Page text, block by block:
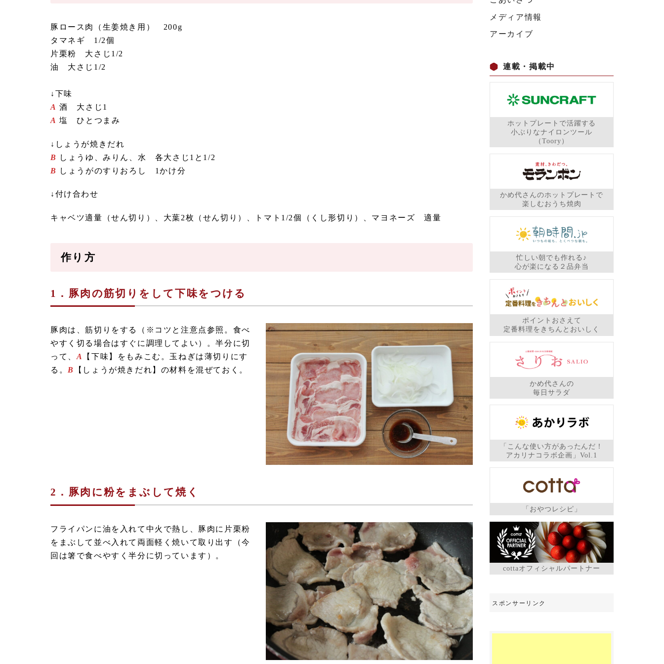
豚ロース肉（生姜焼き用） 200g
タマネギ 1/2個
片栗粉 大さじ1/2
油 大さじ1/2
↓下味
A 酒 大さじ1
A 塩 ひとつまみ
↓しょうが焼きだれ
B
しょうゆ、みりん、水 各大さじ1と1/2
B
しょうがのすりおろし 1かけ分
↓付け合わせ
キャベツ適量（せん切り）、大葉2枚（せん切り）、トマト1/2個（くし形切り）、マヨネーズ 適量
作り方
1．豚肉の筋切りをして下味をつける
豚肉は、筋切りをする（※コツと注意点参照。食べ
やすく切る場合はすぐに調理してよい）。半分に切
って、 A
【下味】をもみこむ。玉ねぎは薄切りにす
る。 B 【しょうが焼きだれ】の材料を混ぜておく。
2．豚肉に粉をまぶして焼く
フライパンに油を入れて中火で熱し、豚肉に片栗粉
をまぶして並べ入れて両面軽く焼いて取り出す（今
回は箸で食べやすく半分に切っています）。
メディア情報
アーカイブ
連載・掲載中
ホットプレートで活躍する
小ぶりなナイロンツール
（Toory）
かめ代さんのホットプレートで
楽しむおうち焼肉
忙しい朝でも作れる♪
心が楽になる２品弁当
ポイントおさえて
定番料理をきちんとおいしく
かめ代さんの
毎日サラダ
「こんな使い方があったんだ！
アカリナコラボ企画」Vol.1
「おやつレシピ」
cottaオフィシャルパートナー